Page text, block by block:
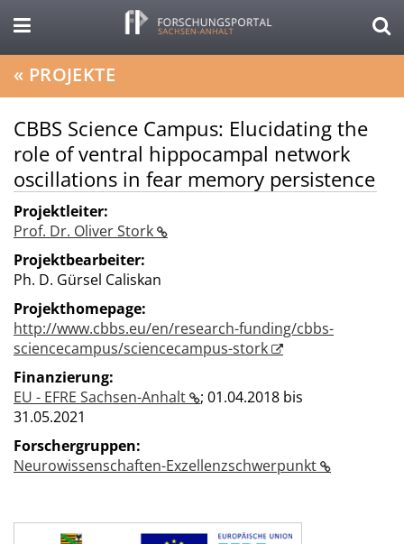
« PROJEKTE
CBBS Science Campus: Elucidating the
role of ventral hippocampal network
oscillations in fear memory persistence
Projektleiter:
Prof. Dr. Oliver Stork
Projektbearbeiter:
Ph. D. Gürsel Caliskan
Projekthomepage:
http://www.cbbs.eu/en/research-funding/cbbs-
sciencecampus/sciencecampus-stork
Finanzierung:
EU - EFRE Sachsen-Anhalt
; 01.04.2018 bis
31.05.2021
Forschergruppen:
Neurowissenschaften-Exzellenzschwerpunkt